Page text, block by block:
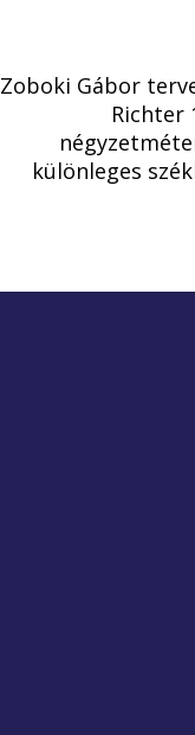
Zoboki Gábor
Richter
különleges